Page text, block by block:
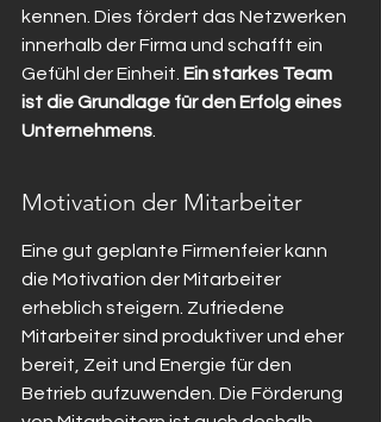
kennen. Dies fördert das Netzwerken
innerhalb der Firma und schafft ein
Gefühl der Einheit. Ein starkes Team
ist die Grundlage für den Erfolg eines
Unternehmens
Motivation der Mitarbeiter
Eine gut geplante Firmenfeier kann
die Motivation der Mitarbeiter
erheblich steigern. Zufriedene
Mitarbeiter sind produktiver und eher
bereit, Zeit und Energie für den
Betrieb aufzuwenden. Die Förderung